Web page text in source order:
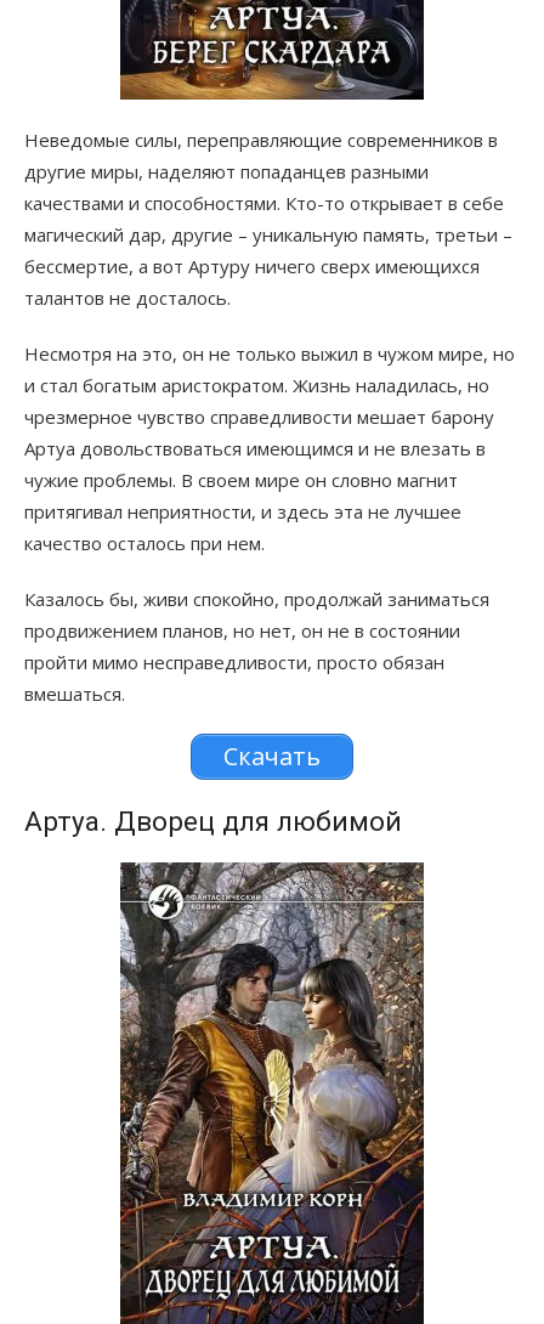
Неведомые силы, переправляющие современников в
другие миры, наделяют попаданцев разными
качествами и способностями. Кто-то открывает в себе
магический дар, другие – уникальную память, третьи –
бессмертие, а вот Артуру ничего сверх имеющихся
талантов не досталось.
Несмотря на это, он не только выжил в чужом мире, но
и стал богатым аристократом. Жизнь наладилась, но
чрезмерное чувство справедливости мешает барону
Артуа довольствоваться имеющимся и не влезать в
чужие проблемы. В своем мире он словно магнит
притягивал неприятности, и здесь эта не лучшее
качество осталось при нем.
Казалось бы, живи спокойно, продолжай заниматься
продвижением планов, но нет, он не в состоянии
пройти мимо несправедливости, просто обязан
вмешаться.
Скачать
Артуа. Дворец для любимой